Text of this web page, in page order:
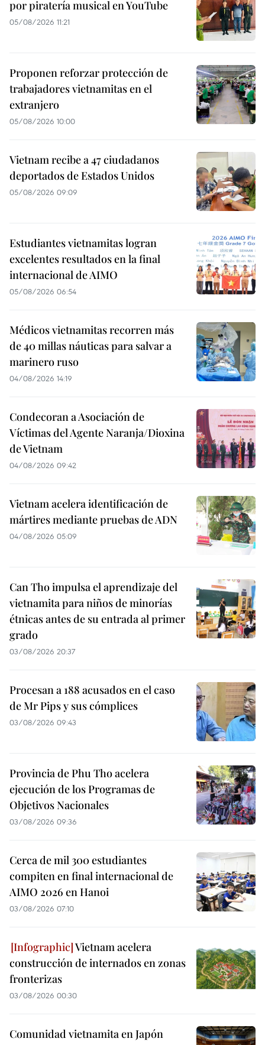
por piratería musical en YouTube
05/08/2026 11:21
Proponen reforzar protección de
trabajadores vietnamitas en el
extranjero
05/08/2026 10:00
Vietnam recibe a 47 ciudadanos
deportados de Estados Unidos
05/08/2026 09:09
Estudiantes vietnamitas logran
excelentes resultados en la final
internacional de AIMO
05/08/2026 06:54
Médicos vietnamitas recorren más
de 40 millas náuticas para salvar a
marinero ruso
04/08/2026 14:19
Condecoran a Asociación de
Víctimas del Agente Naranja/Dioxina
de Vietnam
04/08/2026 09:42
Vietnam acelera identificación de
mártires mediante pruebas de ADN
04/08/2026 05:09
Can Tho impulsa el aprendizaje del
vietnamita para niños de minorías
étnicas antes de su entrada al primer
grado
03/08/2026 20:37
Procesan a 188 acusados en el caso
de Mr Pips y sus cómplices
03/08/2026 09:43
Provincia de Phu Tho acelera
ejecución de los Programas de
Objetivos Nacionales
03/08/2026 09:36
Cerca de mil 300 estudiantes
compiten en final internacional de
AIMO 2026 en Hanoi
03/08/2026 07:10
Vietnam acelera
construcción de internados en zonas
fronterizas
03/08/2026 00:30
Comunidad vietnamita en Japón